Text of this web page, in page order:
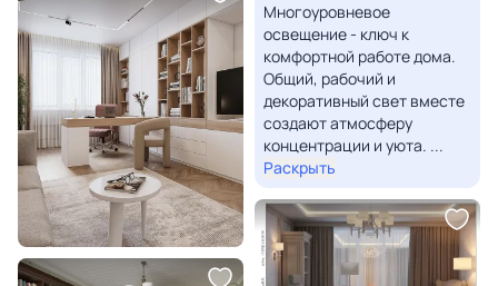
Многоуровневое
освещение - ключ к
комфортной работе дома.
Общий, рабочий и
декоративный свет вместе
создают атмосферу
концентрации и уюта. ...
Раскрыть